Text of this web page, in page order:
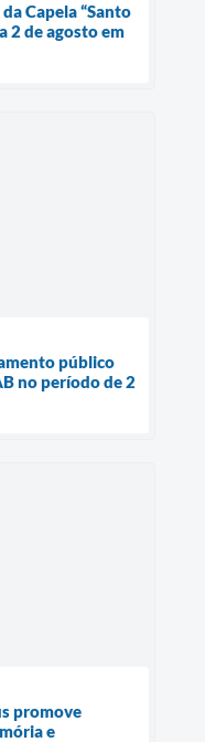
Capela “Santo
2 de agosto em
público
no período de 2
promove
e